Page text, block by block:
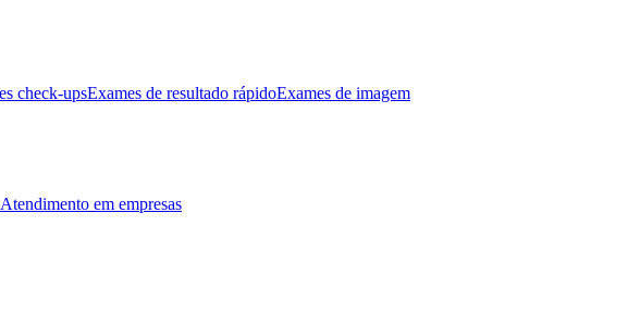
check-upsExames de resultado rápidoExames de imagem
Atendimento em empresas